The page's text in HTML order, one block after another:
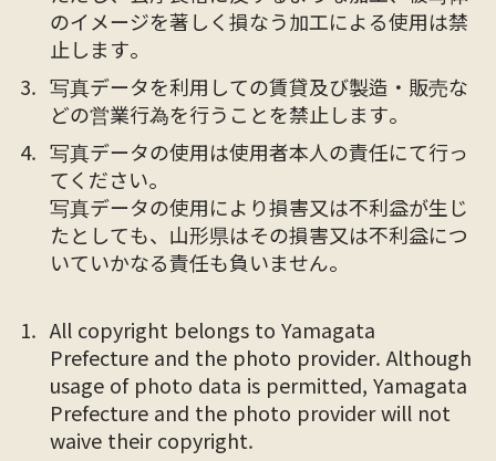
のイメージを著しく損なう加工による使用は禁
止します。
写真データを利用しての賃貸及び製造・販売な
どの営業行為を行うことを禁止します。
写真データの使用は使用者本人の責任にて行っ
てください。
写真データの使用により損害又は不利益が生じ
たとしても、山形県はその損害又は不利益につ
いていかなる責任も負いません。
All copyright belongs to Yamagata
Prefecture and the photo provider. Although
usage of photo data is permitted, Yamagata
Prefecture and the photo provider will not
waive their copyright.